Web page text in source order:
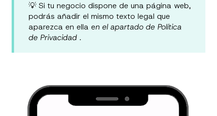
💡 Si tu negocio dispone de una página web,
podrás añadir el mismo texto legal que
aparezca en ella en el apartado de Política
de Privacidad .